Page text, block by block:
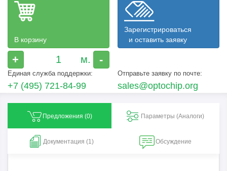
В корзину
+ -
Зарегистрироваться
и оставить заявку
Единая служба поддержки:
+7 (495) 721-84-99
Отправьте заявку по почте:
sales@optochip.org
Предложения (0) Параметры (Aналоги)
Документация (1) Обсуждение